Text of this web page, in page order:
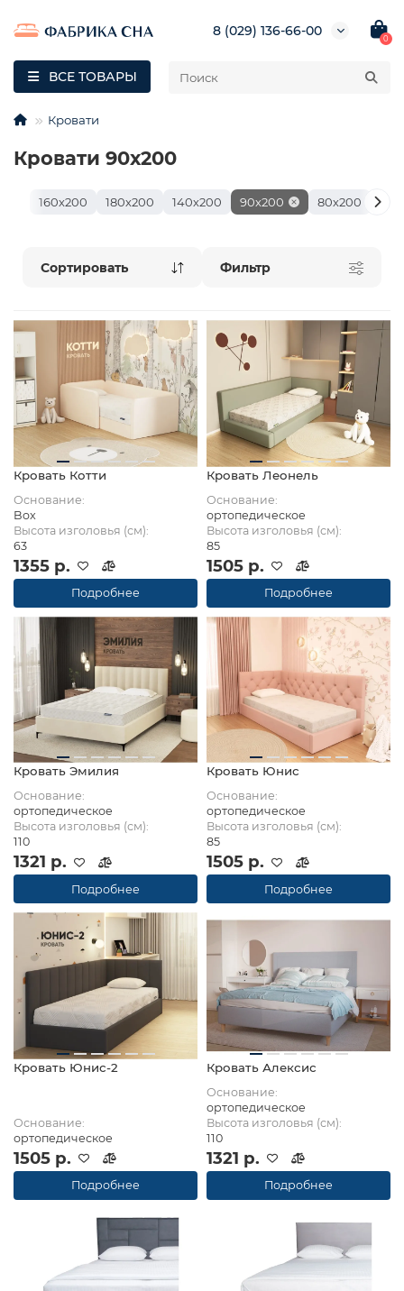
8 (029) 136-66-00
0
ВСЕ ТОВАРЫ
Кровати
Кровати 90х200
160х200 180х200 140х200 90х200 80х200
Фильтр
Кровать Котти
Основание:
Box
Высота изголовья (см):
63
1355 р.
Подробнее
Кровать Леонель
Основание:
ортопедическое
Высота изголовья (см):
85
1505 р.
Подробнее
Кровать Эмилия
Основание:
ортопедическое
Высота изголовья (см):
110
1321 р.
Подробнее
Кровать Юнис
Основание:
ортопедическое
Высота изголовья (см):
85
1505 р.
Подробнее
Кровать Юнис-2
Основание:
ортопедическое
1505 р.
Подробнее
Кровать Алексис
Основание:
ортопедическое
Высота изголовья (см):
110
1321 р.
Подробнее